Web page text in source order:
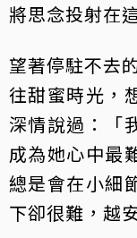
將思念投射在
望著停駐不去
往甜蜜時光，
深情說過：「
成為她心中最
總是會在小細
下卻很難，越